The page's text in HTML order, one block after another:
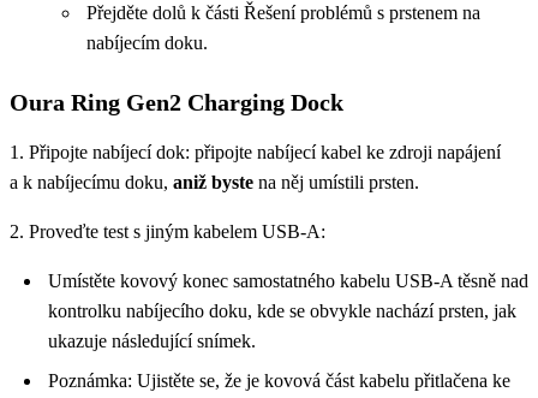
Přejděte dolů k části Řešení problémů s prstenem na
nabíjecím doku.
Oura Ring Gen2 Charging Dock
1. Připojte nabíjecí dok: připojte nabíjecí kabel ke zdroji napájení
a k nabíjecímu doku, aniž byste na něj umístili prsten.
2. Proveďte test s jiným kabelem USB-A:
Umístěte kovový konec samostatného kabelu USB-A těsně nad
kontrolku nabíjecího doku, kde se obvykle nachází prsten, jak
ukazuje následující snímek.
Poznámka: Ujistěte se, že je kovová část kabelu přitlačena ke